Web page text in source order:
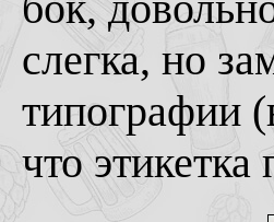
слегка, но
типографии
что